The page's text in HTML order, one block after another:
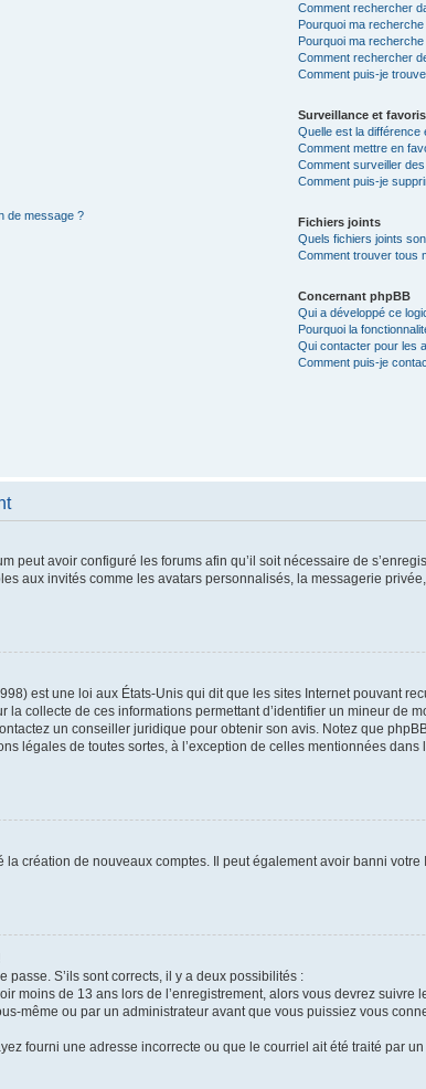
de message ?
Comment rechercher
Pourquoi ma
Pourquoi ma
Comment rechercher
Comment puis-je
Surveillance et favoris
Quelle est la différence
Comment mettre en
Comment surveiller
Comment puis-je
Fichiers joints
Quels fichiers joints
Comment trouver tous
Concernant phpBB
Qui a développé ce
Pourquoi la
Qui contacter pour les
Comment puis-je
peut avoir configuré les forums afin qu’il soit nécessaire de
aux invités comme les avatars personnalisés, la messagerie
est une loi aux États-Unis qui dit que les sites Internet pouvant
la collecte de ces informations permettant d’identifier un mineur de
un conseiller juridique pour obtenir son avis. Notez que
légales de toutes sortes, à l’exception de celles mentionnées
la création de nouveaux comptes. Il peut également avoir banni
passe. S’ils sont corrects, il y a deux possibilités :
moins de 13 ans lors de l’enregistrement, alors vous devrez
même ou par un administrateur avant que vous puissiez vous
fourni une adresse incorrecte ou que le courriel ait été traité par